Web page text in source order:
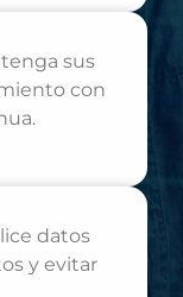
sus
con
datos
y evitar